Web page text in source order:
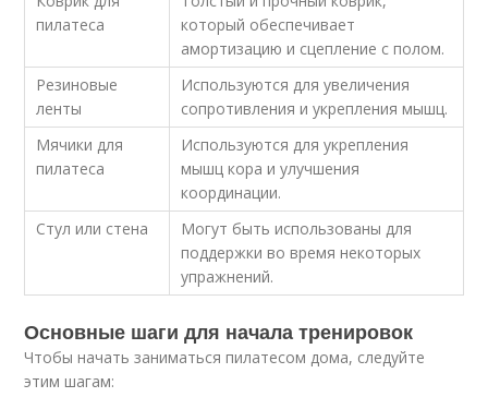
пилатеса
который обеспечивает
амортизацию и сцепление с полом.
Резиновые
ленты
Используются для увеличения
сопротивления и укрепления мышц.
Мячики для
пилатеса
Используются для укрепления
мышц кора и улучшения
координации.
Стул или стена
Могут быть использованы для
поддержки во время некоторых
упражнений.
Основные шаги для начала тренировок
Чтобы начать заниматься пилатесом дома, следуйте
этим шагам: